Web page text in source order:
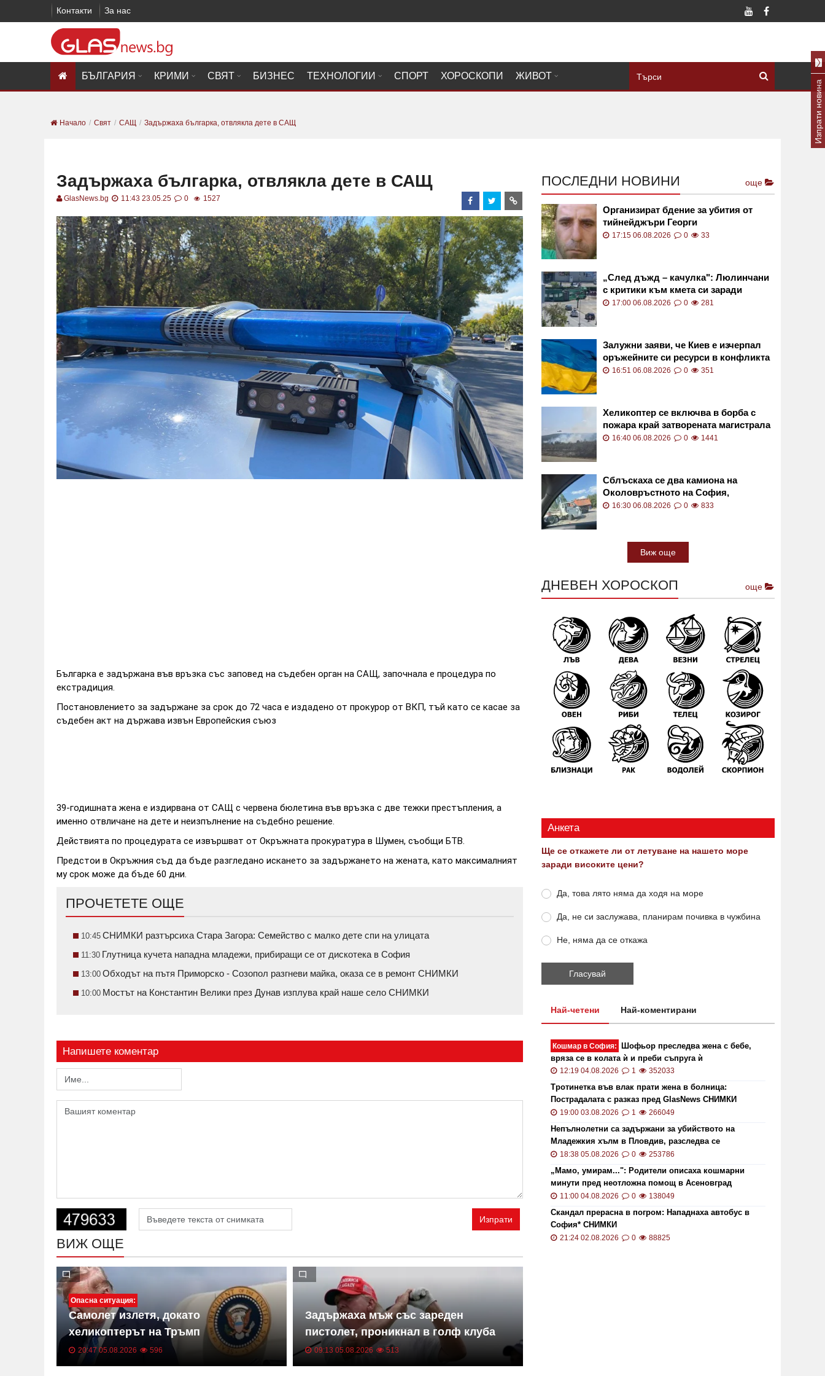
Контакти За нас
БЪЛГАРИЯ КРИМИ СВЯТ БИЗНЕС ТЕХНОЛОГИИ СПОРТ ХОРОСКОПИ ЖИВОТ
Начало Свят САЩ Задържаха българка, отвлякла дете в САЩ
Задържаха българка, отвлякла дете в САЩ
GlasNews.bg 11:43 23.05.25 0 1527
Българка е задържана във връзка със заповед на съдебен орган на САЩ, започнала е процедура по
екстрадиция.
Постановлението за задържане за срок до 72 часа е издадено от прокурор от ВКП, тъй като се касае за
съдебен акт на държава извън Европейския съюз
39-годишната жена е издирвана от САЩ с червена бюлетина във връзка с две тежки престъпления, а
именно отвличане на дете и неизпълнение на съдебно решение.
Действията по процедурата се извършват от Окръжната прокуратура в Шумен, съобщи БТВ.
Предстои в Окръжния съд да бъде разгледано искането за задържането на жената, като максималният
му срок може да бъде 60 дни.
ПРОЧЕТЕТЕ ОЩЕ
10:45 СНИМКИ разтърсиха Стара Загора: Семейство с малко дете спи на улицата
11:30 Глутница кучета нападна младежи, прибиращи се от дискотека в София
13:00 Обходът на пътя Приморско - Созопол разгневи майка, оказа се в ремонт СНИМКИ
10:00 Мостът на Константин Велики през Дунав изплува край наше село СНИМКИ
Напишете коментар
Изпрати
ВИЖ ОЩЕ
Опасна ситуация:
Самолет излетя, докато
хеликоптерът на Тръмп
приближавал летище „Рейгън"
20:47 05.08.2026 596
Задържаха мъж със зареден
пистолет, проникнал в голф клуба
на Тръмп
09:13 05.08.2026 513
ПОСЛЕДНИ НОВИНИ още
Организират бдение за убития от
тийнейджъри Георги
17:15 06.08.2026 0 33
„След дъжд – качулка": Люлинчани
с критики към кмета си заради
закъснялото искане за ремонт
17:00 06.08.2026 0 281
Залужни заяви, че Киев е изчерпал
оръжейните си ресурси в конфликта
16:51 06.08.2026 0 351
Хеликоптер се включва в борба с
пожара край затворената магистрала
"Тракия" СНИМКИ и ВИДЕО
16:40 06.08.2026 0 1441
Сблъскаха се два камиона на
Околовръстното на София,
движението е затруднено СНИМКА
16:30 06.08.2026 0 833
Виж още
ДНЕВЕН ХОРОСКОП още
Анкета
Ще се откажете ли от летуване на нашето море
заради високите цени?
Да, това лято няма да ходя на море
Да, не си заслужава, планирам почивка в чужбина
Не, няма да се откажа
Най-четени Най-коментирани
Кошмар в София:
Шофьор преследва жена с бебе,
вряза се в колата ѝ и преби съпруга ѝ
12:19 04.08.2026 1 352033
Тротинетка във влак прати жена в болница:
Пострадалата с разказ пред GlasNews СНИМКИ
19:00 03.08.2026 1 266049
Непълнолетни са задържани за убийството на
Младежкия хълм в Пловдив, разследва се
хомофобски мотив
18:38 05.08.2026 0 253786
„Мамо, умирам...": Родители описаха кошмарни
минути пред неотложна помощ в Асеновград
11:00 04.08.2026 0 138049
Скандал прерасна в погром: Нападнаха автобус в
София* СНИМКИ
21:24 02.08.2026 0 88825
Изпрати новина